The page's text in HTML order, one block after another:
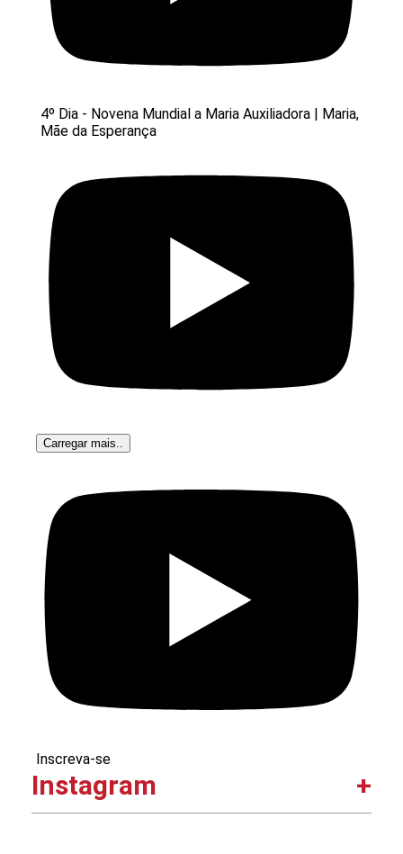
4º Dia - Novena Mundial a Maria Auxiliadora | Maria,
Mãe da Esperança
Carregar mais..
Inscreva-se
Instagram